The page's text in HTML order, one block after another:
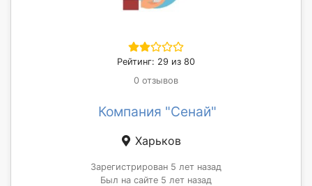
Рейтинг: 29 из 80
0 отзывов
Компания "Сенай"
Харьков
Зарегистрирован 5 лет назад
Был на сайте 5 лет назад